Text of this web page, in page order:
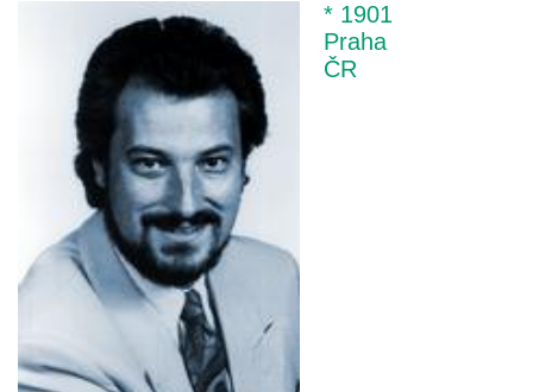
* 1901
Praha
ČR